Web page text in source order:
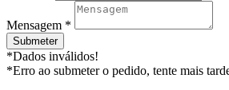
Mensagem *
Submeter
*Dados inválidos!
*Erro ao submeter o pedido, tente mais